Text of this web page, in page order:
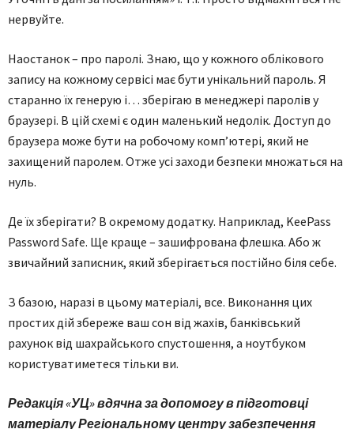
нервуйте.
Наостанок – про паролі. Знаю, що у кожного облікового
запису на кожному сервісі має бути унікальний пароль. Я
старанно їх генерую і… зберігаю в менеджері паролів у
браузері. В цій схемі є один маленький недолік. Доступ до
браузера може бути на робочому комп’ютері, який не
захищений паролем. Отже усі заходи безпеки множаться на
нуль.
Де їх зберігати? В окремому додатку. Наприклад, KeePass
Password Safe. Ще краще – зашифрована флешка. Або ж
звичайний записник, який зберігається постійно біля себе.
З базою, наразі в цьому матеріалі, все. Виконання цих
простих дій збереже ваш сон від жахів, банківський
рахунок від шахрайського спустошення, а ноутбуком
користуватиметеся тільки ви.
Редакція «УЦ» вдячна за допомогу в підготовці
матеріалу Регіональному центру забезпечення